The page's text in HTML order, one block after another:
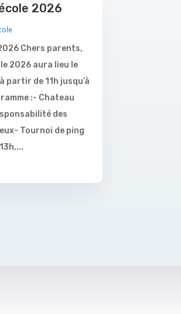
2026
Chers parents,
2026 aura lieu le
partir de 11h jusqu’à
:- Chateau
des
Tournoi de ping